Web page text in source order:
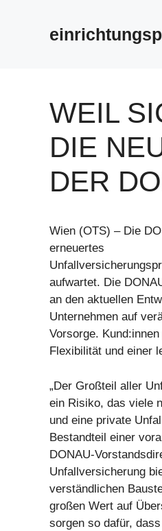
WEIL
DIE
DER
Wien (OTS) – Die
erneuertes
aufwartet. Die
an den aktuellen
Unternehmen auf
Vorsorge.
Flexibilität und einer
„Der Großteil aller
ein Risiko, das viele
und eine private
Bestandteil einer
DONAU-
Unfallversicherung
verständlichen
großen Wert auf
sorgen so dafür,